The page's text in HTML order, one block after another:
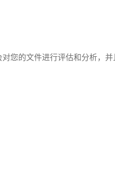
您的文件进行评估和分析，并